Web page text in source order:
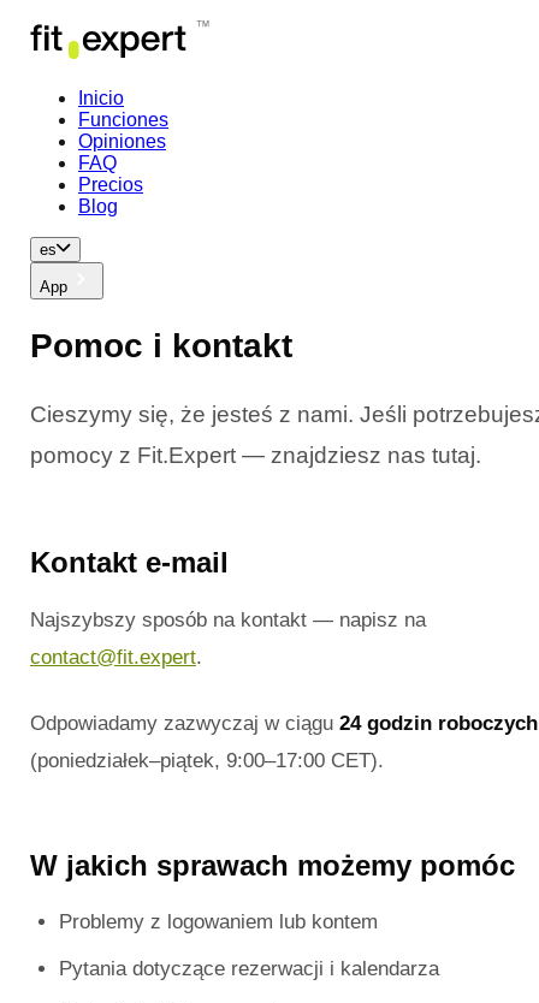
Inicio
Funciones
Opiniones
FAQ
Precios
Blog
es
App
Pomoc i kontakt
Cieszymy się, że jesteś z nami. Jeśli
pomocy z Fit.Expert — znajdziesz nas tutaj.
Kontakt e-mail
Najszybszy sposób na kontakt — napisz na
contact@fit.expert.
Odpowiadamy zazwyczaj w ciągu 24 godzin roboczych
(poniedziałek–piątek, 9:00–17:00 CET).
W jakich sprawach możemy pomóc
Problemy z logowaniem lub kontem
Pytania dotyczące rezerwacji i kalendarza